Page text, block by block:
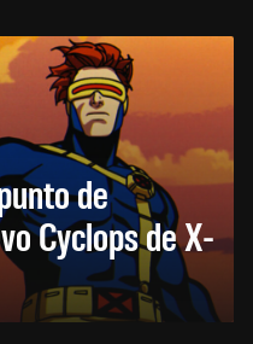
de
Cyclops de X-